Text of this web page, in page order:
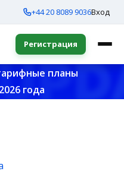
+44 20 8089 9036Вход
Регистрация
планы
года